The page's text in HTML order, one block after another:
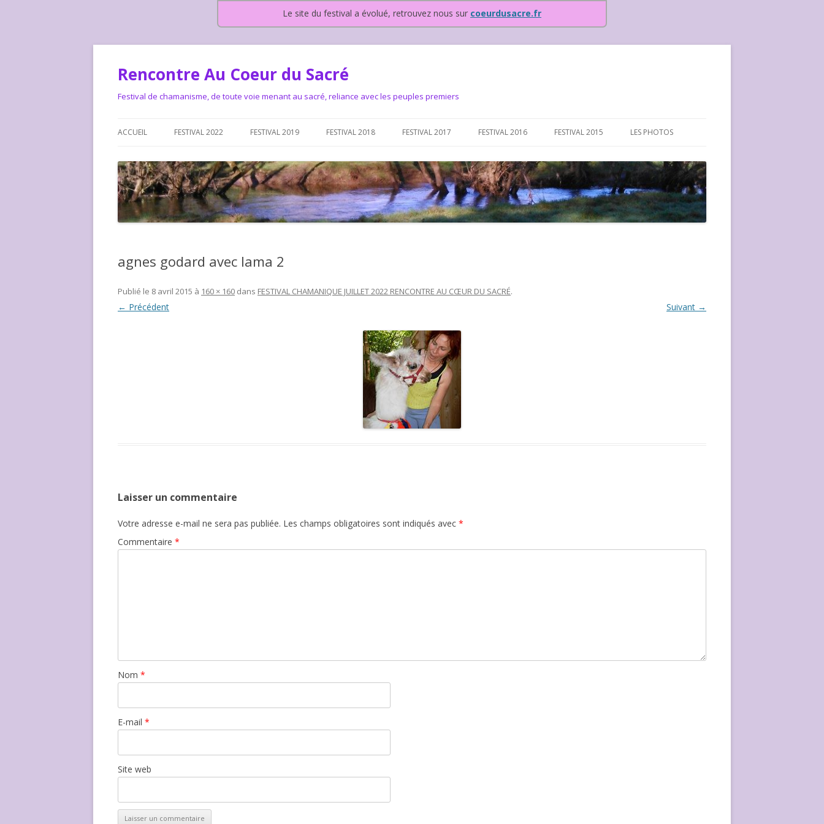
Le site du festival a évolué, retrouvez nous sur coeurdusacre.fr
Rencontre Au Coeur du Sacré
Festival de chamanisme, de toute voie menant au sacré, reliance avec les peuples premiers
ACCUEIL
LA CHARTE DU FESTIVAL
LE FESTIVAL DEPUIS 2015 – QUI
SOMMES-NOUS ?
LE FESTIVAL DEPUIS 2015…OU
ALLONS-NOUS ?
COMMENT FONCTIONNONS
FESTIVAL 2022 FESTIVAL 2019 FESTIVAL 2018 FESTIVAL 2017 FESTIVAL 2016 FESTIVAL 2015 LES PHOTOS
FESTIVAL 2016-PHOTOS
FESTIVAL 2017-PHOTOS ET
VIDÉOS
agnes godard avec lama 2
Publié le 8 avril 2015 à 160 × 160 dans FESTIVAL CHAMANIQUE JUILLET 2022 RENCONTRE AU CŒUR DU SACRÉ.
← Précédent Suivant →
Laisser un commentaire
Votre adresse e-mail ne sera pas publiée. Les champs obligatoires sont indiqués avec *
Commentaire *
Nom *
E-mail *
Site web